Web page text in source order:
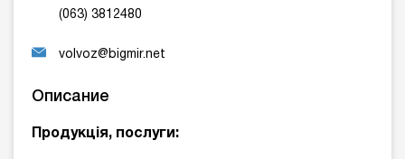
(063) 3812480
volvoz@bigmir.net
Описание
Продукція, послуги: